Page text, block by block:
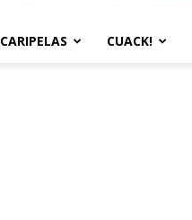
CARIPELAS CUACK!